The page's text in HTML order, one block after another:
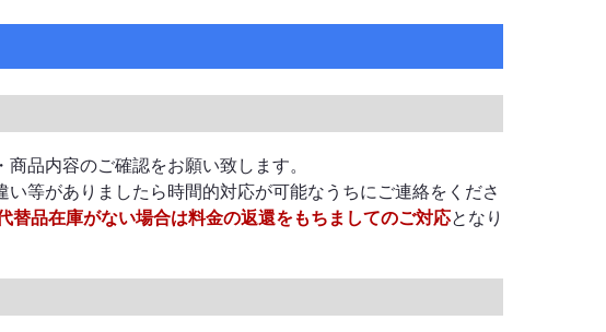
品内容のご確認をお願い致します。
等がありましたら時間的対応が可能なうちにご連絡をくださ
替品在庫がない場合は料金の返還をもちましてのご対応となり